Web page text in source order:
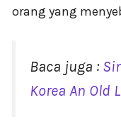
orang yang
Baca juga :
Korea An Old